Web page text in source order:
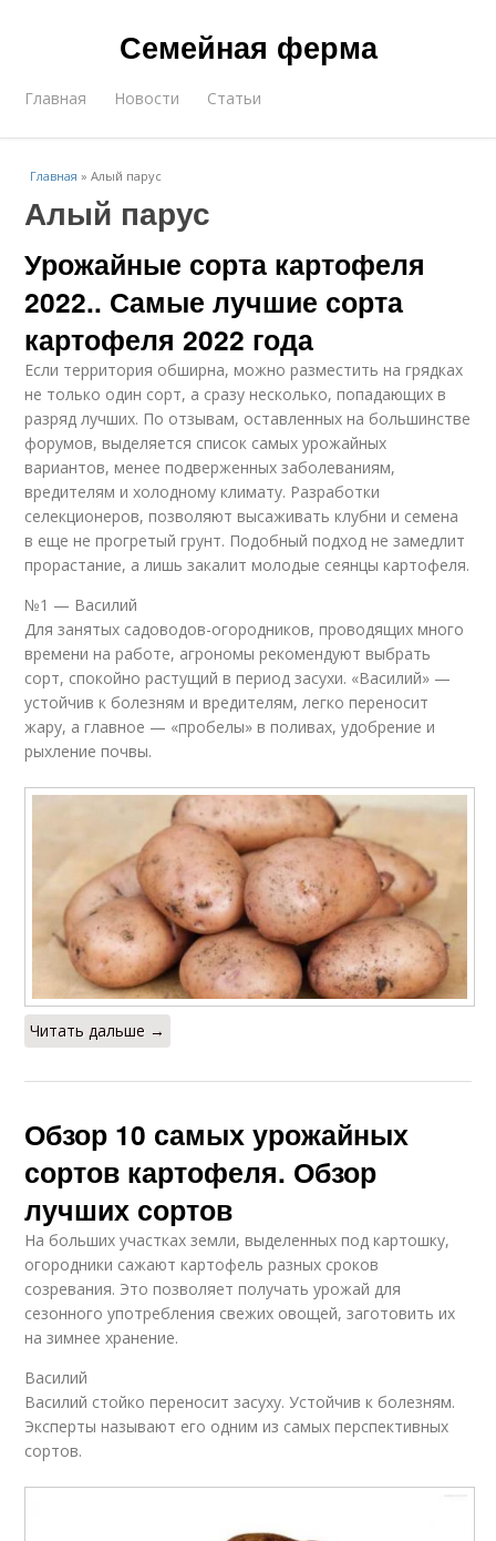
Семейная ферма
Главная Новости Статьи
Главная »Алый парус
Алый парус
Урожайные сорта картофеля
2022.. Самые лучшие сорта
картофеля 2022 года
Если территория обширна, можно разместить на грядках
не только один сорт, а сразу несколько, попадающих в
разряд лучших. По отзывам, оставленных на большинстве
форумов, выделяется список самых урожайных
вариантов, менее подверженных заболеваниям,
вредителям и холодному климату. Разработки
селекционеров, позволяют высаживать клубни и семена
в еще не прогретый грунт. Подобный подход не замедлит
прорастание, а лишь закалит молодые сеянцы картофеля.
№1 — Василий
Для занятых садоводов-огородников, проводящих много
времени на работе, агрономы рекомендуют выбрать
сорт, спокойно растущий в период засухи. «Василий» —
устойчив к болезням и вредителям, легко переносит
жару, а главное — «пробелы» в поливах, удобрение и
рыхление почвы.
Читать дальше →
Обзор 10 самых урожайных
сортов картофеля. Обзор
лучших сортов
На больших участках земли, выделенных под картошку,
огородники сажают картофель разных сроков
созревания. Это позволяет получать урожай для
сезонного употребления свежих овощей, заготовить их
на зимнее хранение.
Василий
Василий стойко переносит засуху. Устойчив к болезням.
Эксперты называют его одним из самых перспективных
сортов.